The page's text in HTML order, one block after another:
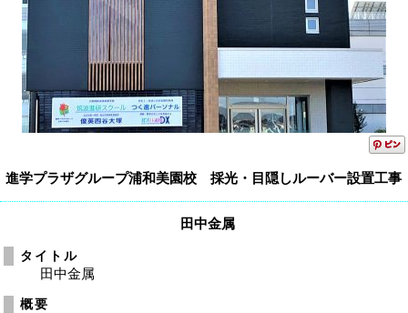
進学プラザグループ浦和美園校 採光・目隠しルーバー設置工事
田中金属
タイトル
田中金属
概要